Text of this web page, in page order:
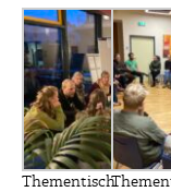
Thementisch